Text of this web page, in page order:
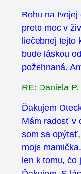
Bohu na
preto moc v
liečebnej tejto
bude láskou
požehnaná.
RE: Daniela P.
Ďakujem
Mám radosť v
som sa
moja
len k tomu, čo